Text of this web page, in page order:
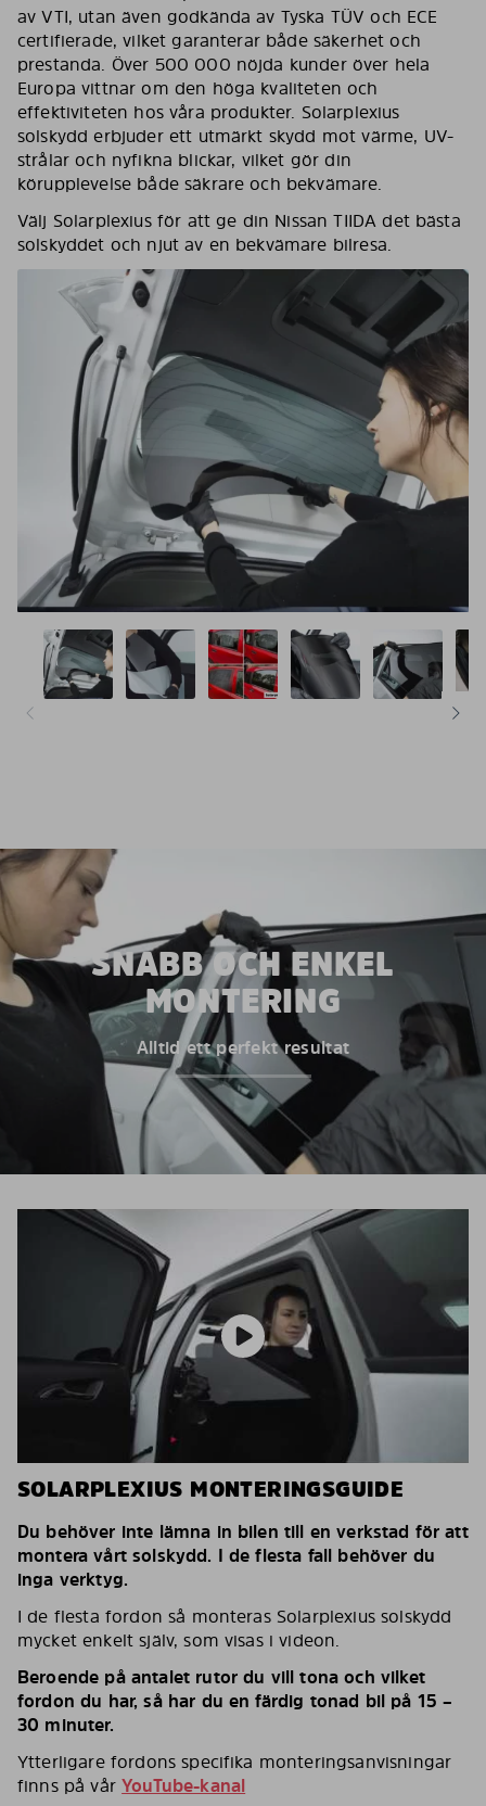
av VTI, utan även godkända av Tyska TÜV och ECE
certifierade, vilket garanterar både säkerhet och
prestanda. Över 500 000 nöjda kunder över hela
Europa vittnar om den höga kvaliteten och
effektiviteten hos våra produkter. Solarplexius
solskydd erbjuder ett utmärkt skydd mot värme, UV-
strålar och nyfikna blickar, vilket gör din
körupplevelse både säkrare och bekvämare.
Välj Solarplexius för att ge din Nissan TIIDA det bästa
solskyddet och njut av en bekvämare bilresa.
SNABB OCH ENKEL
MONTERING
Alltid ett perfekt resultat
SOLARPLEXIUS MONTERINGSGUIDE
Du behöver inte lämna in bilen till en verkstad för att
montera vårt solskydd. I de flesta fall behöver du
inga verktyg.
I de flesta fordon så monteras Solarplexius solskydd
mycket enkelt själv, som visas i videon.
Beroende på antalet rutor du vill tona och vilket
fordon du har, så har du en färdig tonad bil på 15 –
30 minuter.
Ytterligare fordons specifika monteringsanvisningar
finns på vårYouTube-kanal